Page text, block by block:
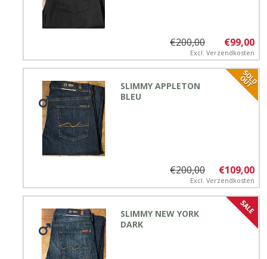
€99,00
€200,00
Excl. Verzendkosten
SLIMMY APPLETON
BLEU
€109,00
€200,00
Excl. Verzendkosten
SLIMMY NEW YORK
DARK